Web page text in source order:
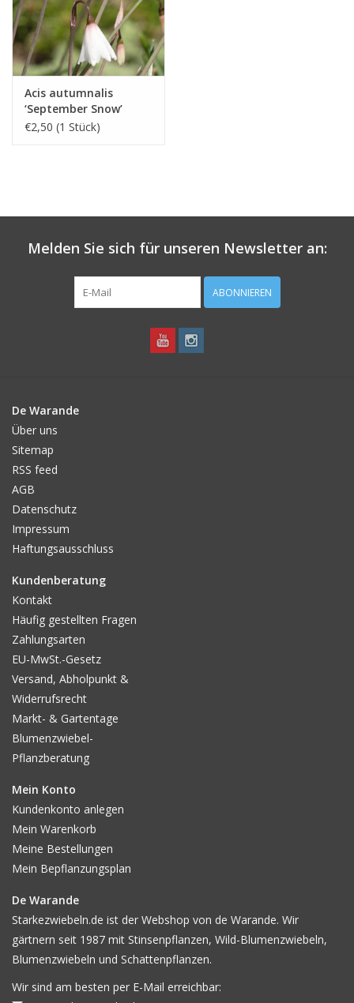
Acis autumnalis
‘September Snow’
€2,50 (1 Stück)
Melden Sie sich für unseren Newsletter an:
ABONNIEREN
De Warande
Über uns
Sitemap
RSS feed
AGB
Datenschutz
Impressum
Haftungsausschluss
Kundenberatung
Kontakt
Häufig gestellten Fragen
Zahlungsarten
EU-MwSt.-Gesetz
Versand, Abholpunkt &
Widerrufsrecht
Markt- & Gartentage
Blumenzwiebel-
Pflanzberatung
Mein Konto
Kundenkonto anlegen
Mein Warenkorb
Meine Bestellungen
Mein Bepflanzungsplan
De Warande
Starkezwiebeln.de ist der Webshop von de Warande. Wir
gärtnern seit 1987 mit Stinsenpflanzen, Wild-Blumenzwiebeln,
Blumenzwiebeln und Schattenpflanzen.
Wir sind am besten per E-Mail erreichbar: